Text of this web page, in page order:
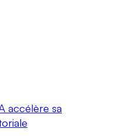
accélère sa